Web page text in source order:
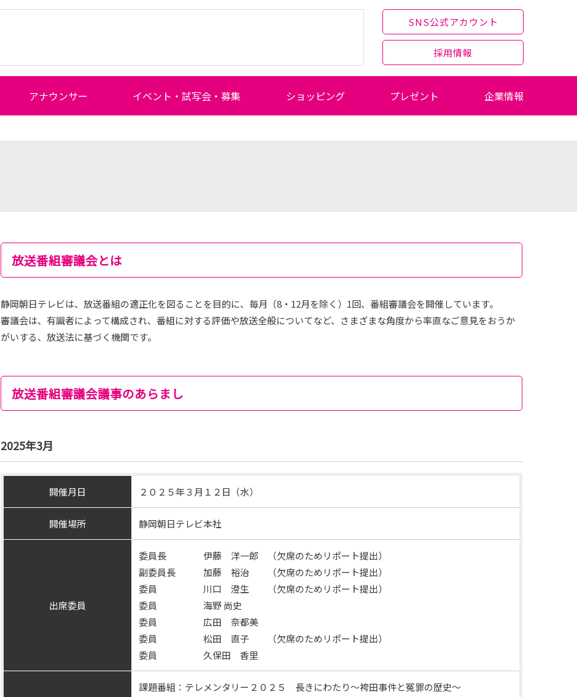
SNS公式アカウント
採用情報
アナウンサー イベント・試写会・募集 ショッピング プレゼント 企業情報
放送番組審議会とは
静岡朝日テレビは、放送番組の適正化を図ることを目的に、毎月（8・12月を除く）1回、番組審議会を開催しています。
審議会は、有識者によって構成され、番組に対する評価や放送全般についてなど、さまざまな角度から率直なご意見をおうか
がいする、放送法に基づく機関です。
放送番組審議会議事のあらまし
2025年3月
開催月日 ２０２５年３月１２日（水）
開催場所 静岡朝日テレビ本社
出席委員
委員長 伊藤 洋一郎 （欠席のためリポート提出）
副委員長 加藤 裕治 （欠席のためリポート提出）
委員 川口 澄生 （欠席のためリポート提出）
委員 海野 尚史
委員 広田 奈都美
委員 松田 直子 （欠席のためリポート提出）
委員 久保田 香里
課題番組：テレメンタリー２０２５ 長きにわたり～袴田事件と冤罪の歴史～